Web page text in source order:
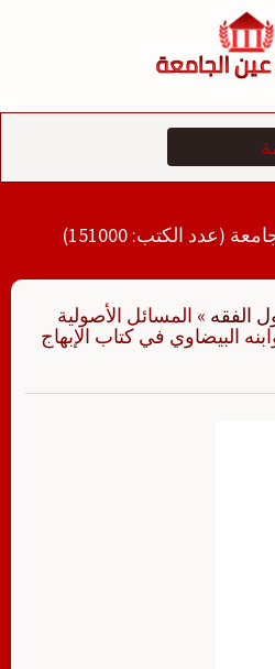
(عدد الكتب: 151000)
الفقه » المسائل الأصولية
البيضاوي في كتاب الإبهاج